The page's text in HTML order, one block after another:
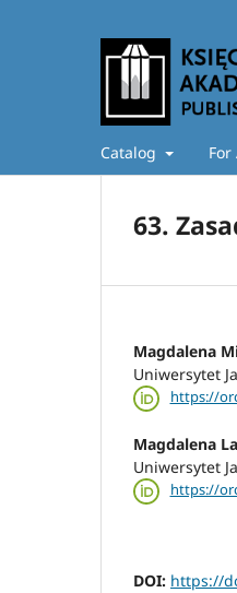
Catalog
63.
Magdalena
Uniwersytet
https://
Magdalena
Uniwersytet
https://
DOI: https://